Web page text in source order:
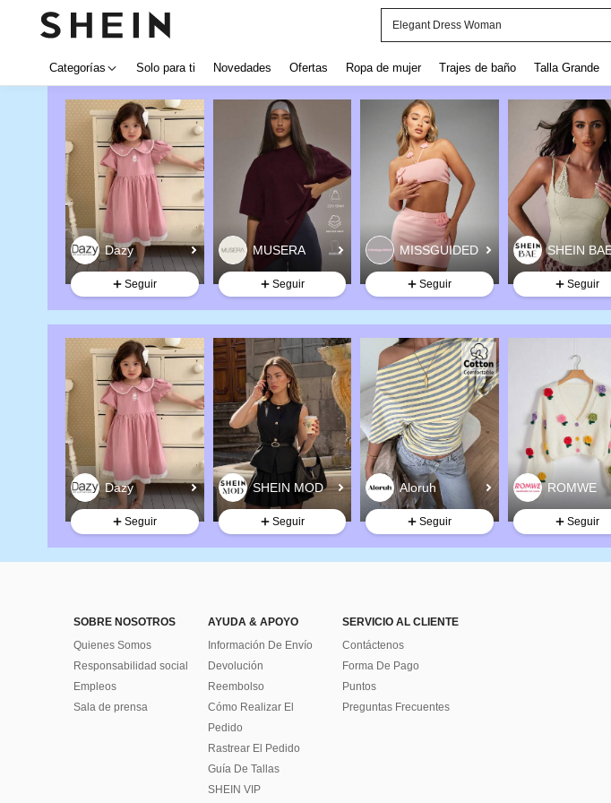
Elegant Dress Woman
Categorías Solo para ti Novedades Ofertas Ropa de mujer Trajes de baño Talla Grande
Seguir Seguir Seguir Seguir
Seguir Seguir Seguir Seguir
SOBRE NOSOTROS
Quienes Somos
Responsabilidad social
Empleos
Sala de prensa
AYUDA & APOYO
Información De Envío
Devolución
Reembolso
Cómo Realizar El
Pedido
Rastrear El Pedido
Guía De Tallas
SHEIN VIP
SERVICIO AL CLIENTE
Contáctenos
Forma De Pago
Puntos
Preguntas Frecuentes